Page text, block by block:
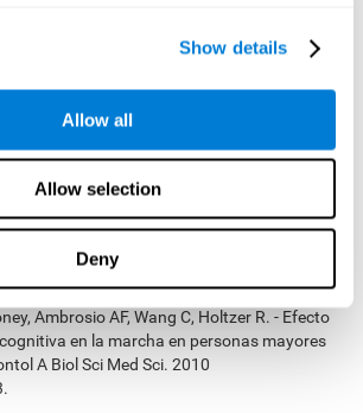
Show details
Allow all
Allow selection
Deny
Aharonson V, et al. - El programa
prospectivo, aleatorizado, doble ciego de
Alzheimer y Demencia: El diario de
ancianos con entrenamiento cognitivo
y a Demencia: El diario de la
de 2008, cuatro (4): T492.
Ambrosio AF, Wang C, Holtzer R. - Efecto
en la marcha en personas mayores
A Biol Sci Med Sci. 2010